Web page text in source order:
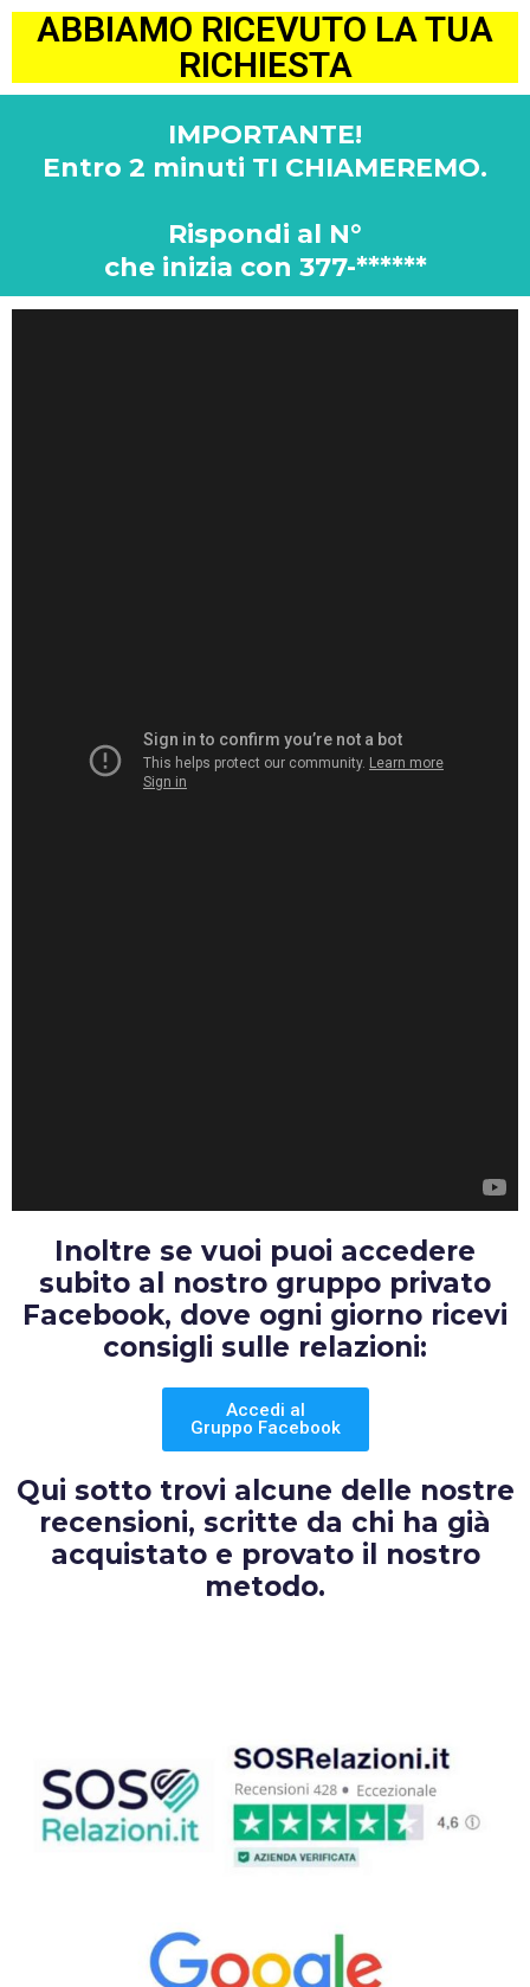
ABBIAMO RICEVUTO LA TUA
RICHIESTA
IMPORTANTE!
Entro 2 minuti TI CHIAMEREMO.
Rispondi al N°
che inizia con 377-******
Inoltre se vuoi puoi accedere
subito al nostro gruppo privato
Facebook, dove ogni giorno ricevi
consigli sulle relazioni:
Accedi al
Gruppo Facebook
Qui sotto trovi alcune delle nostre
recensioni, scritte da chi ha già
acquistato e provato il nostro
metodo.